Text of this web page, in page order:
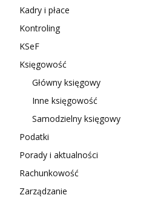
Kadry i płace
Kontroling
KSeF
Księgowość
Główny księgowy
Inne księgowość
Samodzielny księgowy
Podatki
Porady i aktualności
Rachunkowość
Zarządzanie